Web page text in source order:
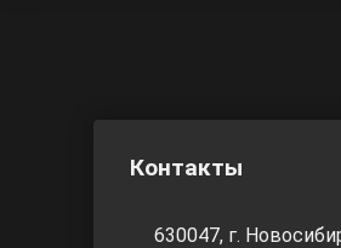
Контакты
630047, г.